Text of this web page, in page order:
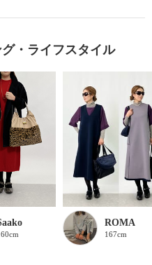
・ライフスタイル
ROMA
167cm